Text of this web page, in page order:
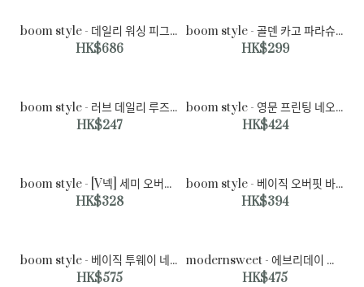
boom style - 데일리 워싱 피그먼트 트러커 자켓♡韓國男裝外套
HK$686
boom style - 골덴 카고 파라슈트 스트링 와이드 밴딩 팬츠♡韓國男裝褲子
HK$299
boom style - 러브 데일리 루즈핏 맨투맨♡韓國男裝上衣
HK$247
boom style - 영문 프린팅 네오프렌 오버핏 후드티♡韓國男裝上衣
HK$424
boom style - [V넥] 세미 오버핏 꽈베기 니트 조끼♡韓國男裝外套
HK$328
boom style - 베이직 오버핏 바람막이 점퍼♡韓國男裝外套
HK$394
boom style - 베이직 투웨이 네오프렌 블루종♡韓國男裝外套
HK$575
modernsweet - 에브리데이 컴포터블 세미와이드 슬랙스 3color (S-L)♡韓國男裝褲子
HK$475